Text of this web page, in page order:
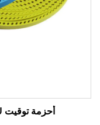
أحزمة توقيت TT5 PU لأجهزة الحياكة الدائرية